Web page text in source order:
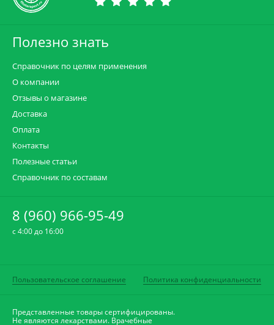
Полезно знать
Справочник по целям применения
О компании
Отзывы о магазине
Доставка
Оплата
Контакты
Полезные статьи
Справочник по составам
8 (960) 966-95-49
c 4:00 до 16:00
Пользовательское соглашение Политика конфиденциальности
Представленные товары сертифицированы.
Не являются лекарствами. Врачебные